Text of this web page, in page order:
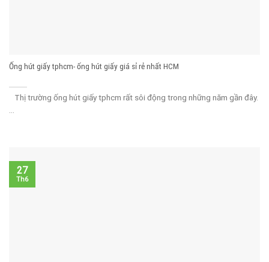
Ống hút giấy tphcm- ống hút giấy giá sỉ rẻ nhất HCM
Thị trường ống hút giấy tphcm rất sôi động trong những năm gần đây.
...
27
Th6